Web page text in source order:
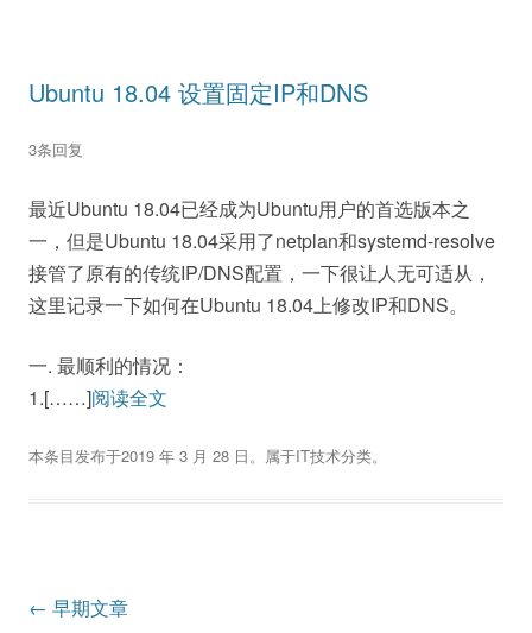
Ubuntu 18.04 设置固定IP和DNS
3条回复
最近Ubuntu 18.04已经成为Ubuntu用户的首选版本之
一，但是Ubuntu 18.04采用了netplan和systemd-resolve
接管了原有的传统IP/DNS配置，一下很让人无可适从，
这里记录一下如何在Ubuntu 18.04上修改IP和DNS。
一. 最顺利的情况：
1.[……]阅读全文
本条目发布于2019 年 3 月 28 日。属于IT技术分类。
文
← 早期文章